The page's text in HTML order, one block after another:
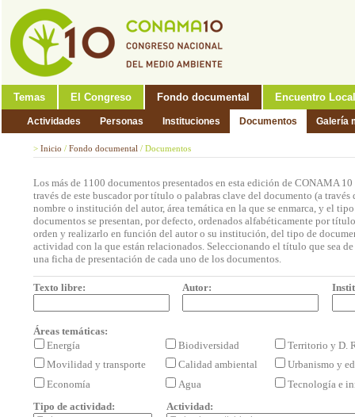
Temas El Congreso Fondo documental Encuentro Local
Actividades Personas Instituciones Documentos Galería
> Inicio / Fondo documental / Documentos
Los más de 1100 documentos presentados en esta edición de CONAMA
través de este buscador por título o palabras clave del documento (a
nombre o institución del autor, área temática en la que se enmarca, y el
documentos se presentan, por defecto, ordenados alfabéticamente por
orden y realizarlo en función del autor o su institución, del tipo de
actividad con la que están relacionados. Seleccionando el título que sea de
una ficha de presentación de cada uno de los documentos.
Texto libre: Autor:
Áreas temáticas:
Energía
Biodiversidad
Territorio y D.
Movilidad y transporte
Calidad ambiental
Urbanismo y
Economía
Agua
Tecnología e
Tipo de actividad:
Actividad: